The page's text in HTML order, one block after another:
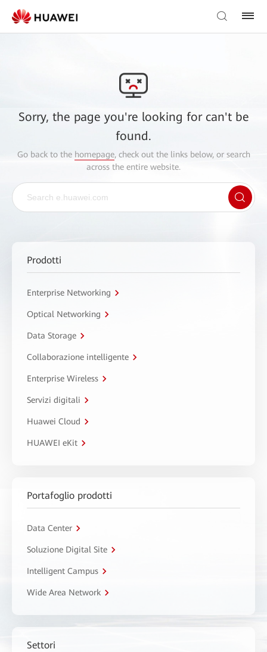
Sorry, the page you're looking for can't be
found.
Go back to the homepage, check out the links below, or search
across the entire website.
Prodotti
Enterprise Networking
Optical Networking
Data Storage
Collaborazione intelligente
Enterprise Wireless
Servizi digitali
Huawei Cloud
HUAWEI eKit
Portafoglio prodotti
Data Center
Soluzione Digital Site
Intelligent Campus
Wide Area Network
Settori